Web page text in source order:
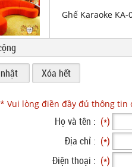
Ghế Karaoke KA-
* Vui lòng điền đầy đủ thông
Họ và tên : (*)
Địa chỉ : (*)
Điện thoại : (*)